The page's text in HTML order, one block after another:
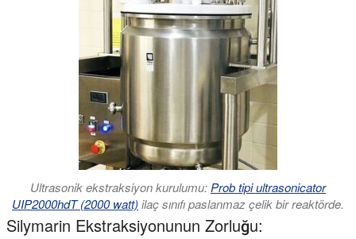
Ultrasonik ekstraksiyon kurulumu: Prob tipi ultrasonicator
UIP2000hdT (2000 watt) ilaç sınıfı paslanmaz çelik bir reaktörde.
Silymarin Ekstraksiyonunun Zorluğu: